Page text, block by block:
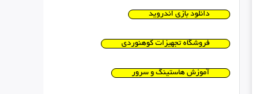
دانلود بازی اندروید
فروشگاه تجهیزات کوهنوردی
آموزش هاستینگ و سرور